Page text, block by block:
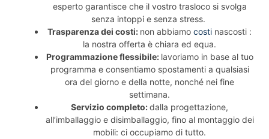
esperto garantisce che il vostro trasloco si svolga
senza intoppi e senza stress.
Trasparenza dei costi: non abbiamo costi nascosti :
la nostra offerta è chiara ed equa.
Programmazione flessibile: lavoriamo in base al tuo
programma e consentiamo spostamenti a qualsiasi
ora del giorno e della notte, nonché nei fine
settimana.
Servizio completo:dalla progettazione,
all’imballaggio e disimballaggio, fino al montaggio dei
mobili: ci occupiamo di tutto.